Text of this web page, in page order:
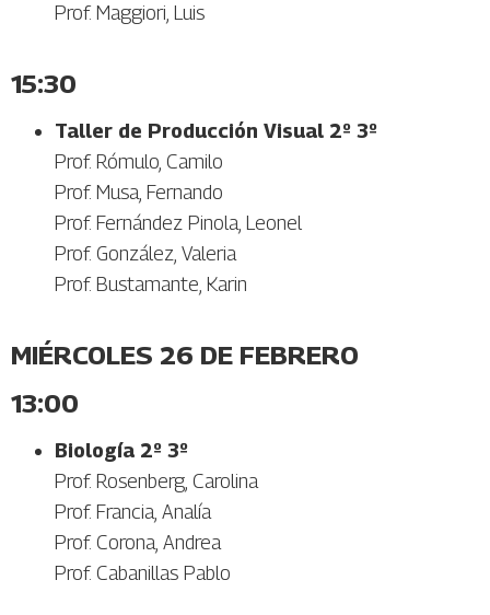
Prof. Maggiori, Luis
15:30
Taller de Producción Visual 2º 3º
Prof. Rómulo, Camilo
Prof. Musa, Fernando
Prof. Fernández Pinola, Leonel
Prof. González, Valeria
Prof. Bustamante, Karin
MIÉRCOLES 26 DE FEBRERO
13:00
Biología 2º 3º
Prof. Rosenberg, Carolina
Prof. Francia, Analía
Prof. Corona, Andrea
Prof. Cabanillas Pablo